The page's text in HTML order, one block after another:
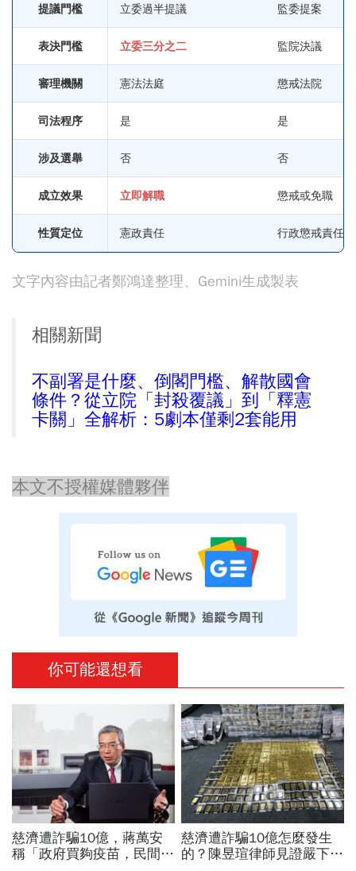
提議門檻 立委過半提議 監委提案
表決門檻 立委三分之二 監院決議
審理機關 憲法法庭 懲戒法院
司法程序 是 是
涉及選舉 否 否
成立效果 立即解職 懲戒或免職
性質定位 憲政責任 行政懲戒責任
文字內容由記者鄭鴻達整理、Gemini生成製表
相關新聞
不副署是什麼、倒閣門檻、解散國會
條件？從立院「封殺覆議」到「釋憲
卡關」全解析：5劇本僅剩2套能用
本文不授權媒體夥伴
你可能還想看
慈濟遭詐騙10億，蔣萬安
稱「政府買夠疫苗，民間就
慈濟遭詐騙10億怎麼發生
的？陳昱瑄律師見證嚴下跪